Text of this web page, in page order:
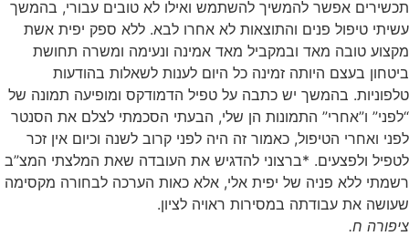
תכשירים אפשר להמשיך להשתמש ואילו לא טובים עבורי, בהמשך
עשיתי טיפול פנים והתוצאות לא אחרו לבא. ללא ספק יפית אשת
מקצוע טובה מאד ובמקביל מאד אמינה ונעימה ומשרה תחושת
ביטחון בעצם היותה זמינה כל היום לענות לשאלות בהודעות
טלפוניות. בהמשך יש כתבה על טפיל הדמודקס ומופיעה תמונה של
“לפני” ו”אחרי” התמונות הן שלי, הבעתי הסכמתי לצלם את הסנטר
לפני ואחרי הטיפול, כאמור זה היה לפני קרוב לשנה וכיום אין זכר
לטפיל ולפצעים. *ברצוני להדגיש את העובדה שאת המלצתי המצ”ב
רשמתי ללא פניה של יפית אלי, אלא כאות הערכה לבחורה מקסימה
שעושה את עבודתה במסירות ראויה לציון.
ציפורה ח.